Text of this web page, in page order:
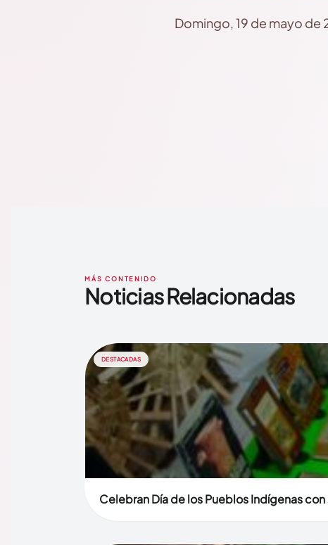
Domingo, 19 de mayo de
MÁS CONTENIDO
Noticias Relacionadas
DESTACADAS
Celebran Día de los Pueblos Indígenas